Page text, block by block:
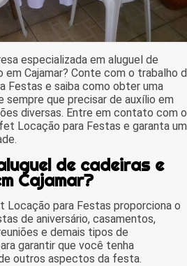
especializada em aluguel de
em Cajamar? Conte com o trabalho
Festas e saiba como obter uma
sempre que precisar de auxílio em
diversas. Entre em contato com
Locação para Festas e garanta um
de cadeiras e
Cajamar?
Locação para Festas proporciona o
de aniversário, casamentos,
e demais tipos de
garantir que você tenha
outros aspectos da festa.